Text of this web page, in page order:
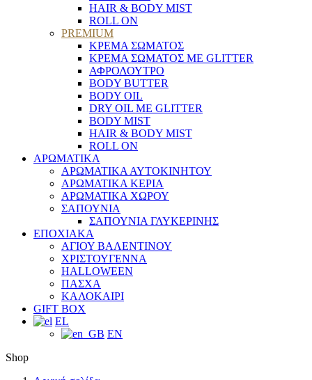
HAIR & BODY MIST
ROLL ON
PREMIUM
ΚΡΕΜΑ ΣΩΜΑΤΟΣ
ΚΡΕΜΑ ΣΩΜΑΤΟΣ ΜΕ GLITTER
ΑΦΡΟΛΟΥΤΡΟ
BODY BUTTER
BODY OIL
DRY OIL ΜΕ GLITTER
BODY MIST
HAIR & BODY MIST
ROLL ON
ΑΡΩΜΑΤΙΚΑ
ΑΡΩΜΑΤΙΚΑ ΑΥΤΟΚΙΝΗΤΟΥ
ΑΡΩΜΑΤΙΚΑ ΚΕΡΙΑ
ΑΡΩΜΑΤΙΚΑ ΧΩΡΟΥ
ΣΑΠΟΥΝΙΑ
ΣΑΠΟΥΝΙΑ ΓΛΥΚΕΡΙΝΗΣ
ΕΠΟΧΙΑΚΑ
ΑΓΙΟΥ ΒΑΛΕΝΤΙΝΟΥ
ΧΡΙΣΤΟΥΓΕΝΝΑ
HALLOWEEN
ΠΑΣΧΑ
ΚΑΛΟΚΑΙΡΙ
GIFT BOX
EL
EN
Shop